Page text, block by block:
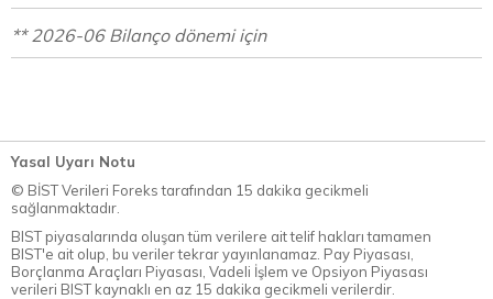
** 2026-06 Bilanço dönemi için
Yasal Uyarı Notu
© BİST Verileri Foreks tarafından 15 dakika gecikmeli
sağlanmaktadır.
BIST piyasalarında oluşan tüm verilere ait telif hakları tamamen
BIST'e ait olup, bu veriler tekrar yayınlanamaz. Pay Piyasası,
Borçlanma Araçları Piyasası, Vadeli İşlem ve Opsiyon Piyasası
verileri BIST kaynaklı en az 15 dakika gecikmeli verilerdir.